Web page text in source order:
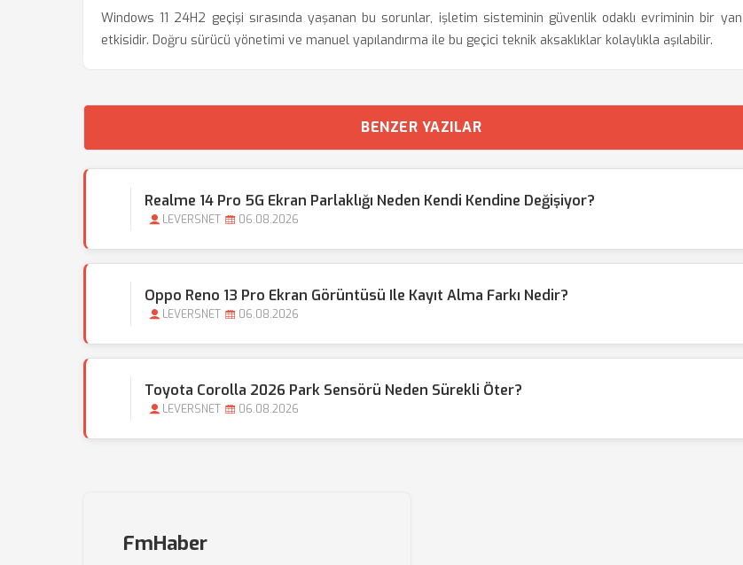
Windows 11 24H2 geçişi sırasında yaşanan bu sorunlar, işletim sisteminin güvenlik odaklı evriminin bir yan
etkisidir. Doğru sürücü yönetimi ve manuel yapılandırma ile bu geçici teknik aksaklıklar kolaylıkla aşılabilir.
BENZER YAZILAR
Realme 14 Pro 5G Ekran Parlaklığı Neden Kendi Kendine Değişiyor?
LEVERSNET 06.08.2026
Oppo Reno 13 Pro Ekran Görüntüsü Ile Kayıt Alma Farkı Nedir?
LEVERSNET 06.08.2026
Toyota Corolla 2026 Park Sensörü Neden Sürekli Öter?
LEVERSNET 06.08.2026
FmHaber